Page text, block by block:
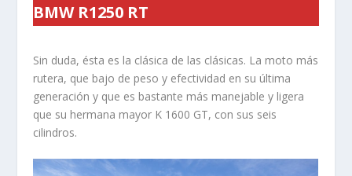
BMW R1250 RT
Sin duda, ésta es la clásica de las clásicas. La moto más
rutera, que bajo de peso y efectividad en su última
generación y que es bastante más manejable y ligera
que su hermana mayor K 1600 GT, con sus seis
cilindros.